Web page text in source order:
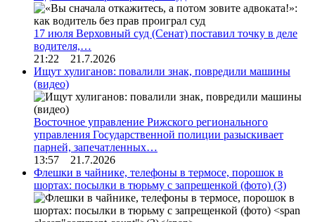
17 июля Верховный суд (Сенат) поставил точку в деле
водителя,…
21:22 21.7.2026
Ищут хулиганов: повалили знак, повредили машины
(видео)
Восточное управление Рижского регионального
управления Государственной полиции разыскивает
парней, запечатленных…
13:57 21.7.2026
Флешки в чайнике, телефоны в термосе, порошок в
шортах: посылки в тюрьму с запрещенкой (фото) (3)